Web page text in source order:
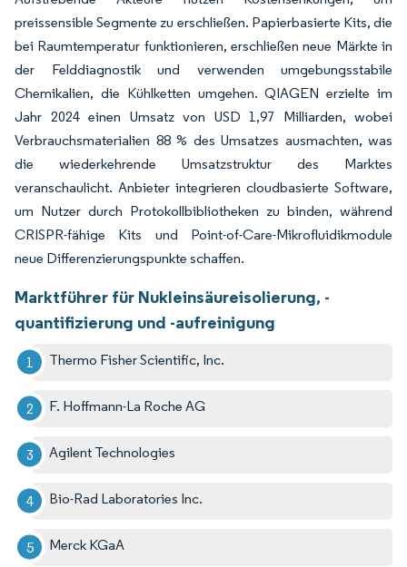
preissensible Segmente zu erschließen. Papierbasierte Kits, die
bei Raumtemperatur funktionieren, erschließen neue Märkte in
der Felddiagnostik und verwenden umgebungsstabile
Chemikalien, die Kühlketten umgehen. QIAGEN erzielte im
Jahr 2024 einen Umsatz von USD 1,97 Milliarden, wobei
Verbrauchsmaterialien 88 % des Umsatzes ausmachten, was
die wiederkehrende Umsatzstruktur des Marktes
veranschaulicht. Anbieter integrieren cloudbasierte Software,
um Nutzer durch Protokollbibliotheken zu binden, während
CRISPR-fähige Kits und Point-of-Care-Mikrofluidikmodule
neue Differenzierungspunkte schaffen.
Marktführer für Nukleinsäureisolierung, -
quantifizierung und -aufreinigung
Thermo Fisher Scientific, Inc.
F. Hoffmann-La Roche AG
Agilent Technologies
Bio-Rad Laboratories Inc.
Merck KGaA